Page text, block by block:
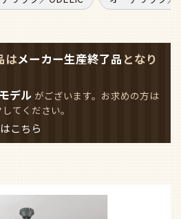
はメーカー生産終了品 となり
デル がございます。お求めの方は
てください。
こちら